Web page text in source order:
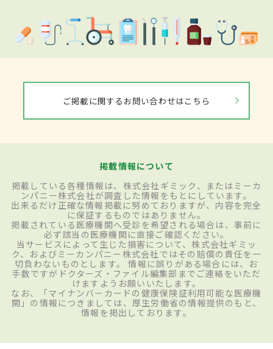
ご掲載に関するお問い合わせはこちら
掲載情報について
掲載している各種情報は、株式会社ギミック、またはミーカ
ンパニー株式会社が調査した情報をもとにしています。
出来るだけ正確な情報掲載に努めておりますが、内容を完全
に保証するものではありません。
掲載されている医療機関へ受診を希望される場合は、事前に
必ず該当の医療機関に直接ご確認ください。
当サービスによって生じた損害について、株式会社ギミッ
ク、およびミーカンパニー株式会社ではその賠償の責任を一
切負わないものとします。 情報に誤りがある場合には、お
手数ですがドクターズ・ファイル編集部までご連絡をいただ
けますようお願いいたします。
なお、「マイナンバーカードの健康保険証利用可能な医療機
関」の情報につきましては、厚生労働省の情報提供のもと、
情報を掲出しております。